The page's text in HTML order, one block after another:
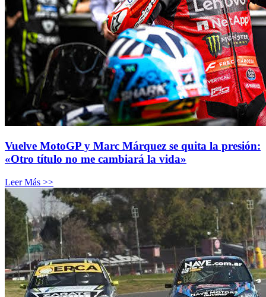
Vuelve MotoGP y Marc Márquez se quita la presión:
«Otro título no me cambiará la vida»
Leer Más >>